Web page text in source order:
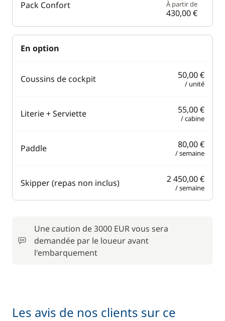
Pack Confort À partir de
430,00 €
En option
Coussins de cockpit 50,00 €
/ unité
Literie + Serviette 55,00 €
/ cabine
Paddle 80,00 €
/ semaine
Skipper (repas non inclus) 2 450,00 €
/ semaine
Une caution de 3000 EUR vous sera
demandée par le loueur avant
l'embarquement
Les avis de nos clients sur ce